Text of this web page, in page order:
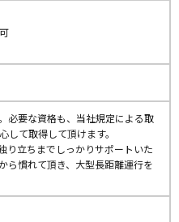
必要な資格も、当社規定による取
て取得して頂けます。
り立ちまでしっかりサポートいた
ら慣れて頂き、大型長距離運行を